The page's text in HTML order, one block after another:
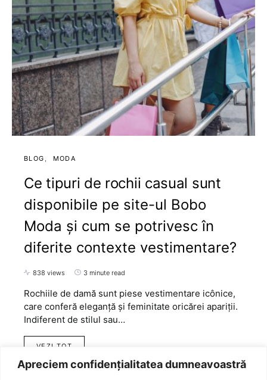
Apreciem confidențialitatea dumneavoastră
BLOG MODA
Ce tipuri de rochii casual sunt
disponibile pe site-ul Bobo
Moda și cum se potrivesc în
diferite contexte vestimentare?
838 views 3 minute read
Rochiile de damă sunt piese vestimentare icônice,
care conferă eleganță și feminitate oricărei apariții.
Indiferent de stilul sau…
VEZI TOT